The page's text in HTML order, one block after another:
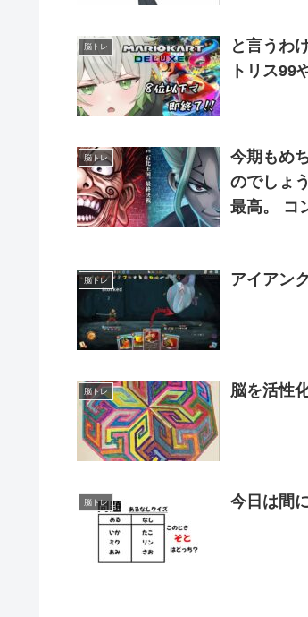
脳トレ
と言うわ
トリス99
脳トレ
今期もめ
のでしょ
最高。 コ
脳トレ アイアン
脳トレ 脳を活性
脳トレ